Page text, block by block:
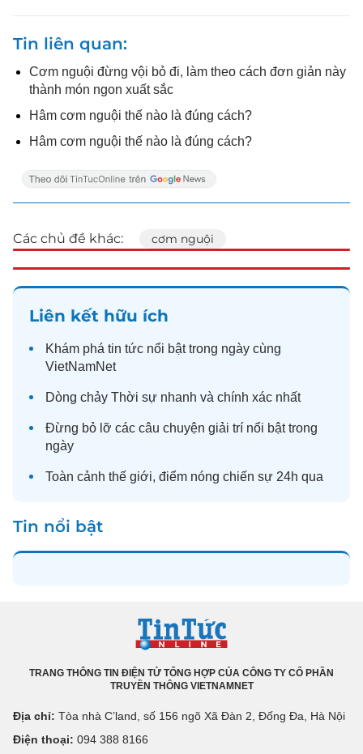
Tin liên quan
Cơm nguội đừng vội bỏ đi, làm theo cách đơn giản này
thành món ngon xuất sắc
Hâm cơm nguội thế nào là đúng cách?
Hâm cơm nguội thế nào là đúng cách?
Các chủ đề khác: cơm nguội
Liên kết hữu ích
Khám phá tin tức nổi bật trong ngày cùng
VietNamNet
Dòng chảy Thời sự nhanh và chính xác nhất
Đừng bỏ lỡ các câu chuyện giải trí nổi bật trong
ngày
Toàn cảnh thế giới, điểm nóng chiến sự 24h qua
Tin nổi bật
TRANG THÔNG TIN ĐIỆN TỬ TỔNG HỢP CỦA CÔNG TY CỔ PHẦN
TRUYỀN THÔNG VIETNAMNET
Địa chỉ: Tòa nhà C’land, số 156 ngõ Xã Đàn 2, Đống Đa, Hà Nội
Điện thoại: 094 388 8166